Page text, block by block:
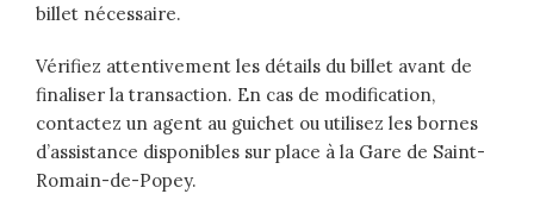
billet nécessaire.
Vérifiez attentivement les détails du billet avant de
finaliser la transaction. En cas de modification,
contactez un agent au guichet ou utilisez les bornes
d’assistance disponibles sur place à la Gare de Saint-
Romain-de-Popey.